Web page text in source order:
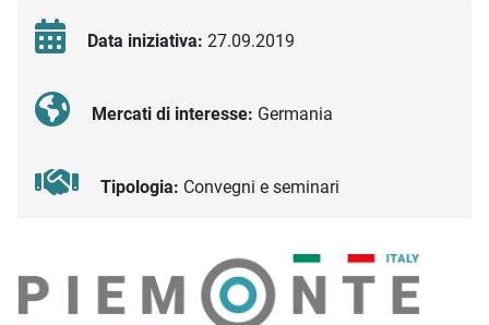
Data iniziativa: 27.09.2019
Mercati di interesse: Germania
Tipologia: Convegni e seminari